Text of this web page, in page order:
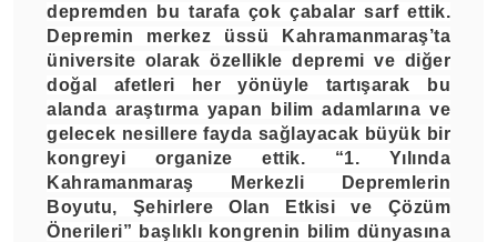
depremden bu tarafa çok çabalar sarf ettik.
Depremin merkez üssü Kahramanmaraş’ta
üniversite olarak özellikle depremi ve diğer
doğal afetleri her yönüyle tartışarak bu
alanda araştırma yapan bilim adamlarına ve
gelecek nesillere fayda sağlayacak büyük bir
kongreyi organize ettik. “1. Yılında
Kahramanmaraş Merkezli Depremlerin
Boyutu, Şehirlere Olan Etkisi ve Çözüm
Önerileri” başlıklı kongrenin bilim dünyasına